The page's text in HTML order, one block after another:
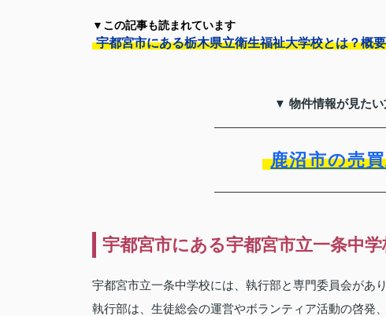
▼この記事も読まれています
宇都宮市にある栃木県立衛生福祉大学校とは？概
▼ 物件情報が見た
鹿沼市の売
宇都宮市にある宇都宮市立一条中
宇都宮市立一条中学校には、執行部と専門委員会があり
執行部は、生徒総会の運営やボランティア活動の啓発